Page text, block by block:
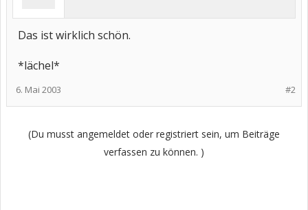
Das ist wirklich schön.
*lächel*
#2
6. Mai 2003
(Du musst angemeldet oder registriert sein, um Beiträge
verfassen zu können. )